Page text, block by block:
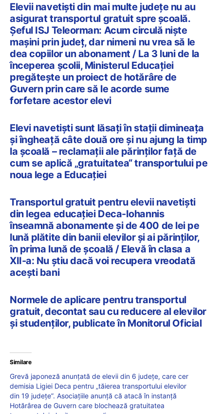
Elevii navetiști din mai multe județe nu au
asigurat transportul gratuit spre școală.
Șeful ISJ Teleorman: Acum circulă niște
mașini prin județ, dar nimeni nu vrea să le
dea copiilor un abonament / La 3 luni de la
începerea școlii, Ministerul Educației
pregătește un proiect de hotărâre de
Guvern prin care să le acorde sume
forfetare acestor elevi
Elevi navetiști sunt lăsați în stații dimineața
și îngheață câte două ore și nu ajung la timp
la școală – reclamații ale părinților față de
cum se aplică „gratuitatea“ transportului pe
noua lege a Educației
Transportul gratuit pentru elevii navetiști
din legea educației Deca-Iohannis
înseamnă abonamente și de 400 de lei pe
lună plătite din banii elevilor și ai părinților,
în prima lună de școală / Elevă în clasa a
XII-a: Nu știu dacă voi recupera vreodată
acești bani
Normele de aplicare pentru transportul
gratuit, decontat sau cu reducere al elevilor
și studenților, publicate în Monitorul Oficial
Similare
Grevă japoneză anunțată de elevii din 6 județe, care cer
demisia Ligiei Deca pentru „tăierea transportului elevilor
din 19 judeţe”. Asociațiile anunță că atacă în instanță
Hotărârea de Guvern care blochează gratuitatea